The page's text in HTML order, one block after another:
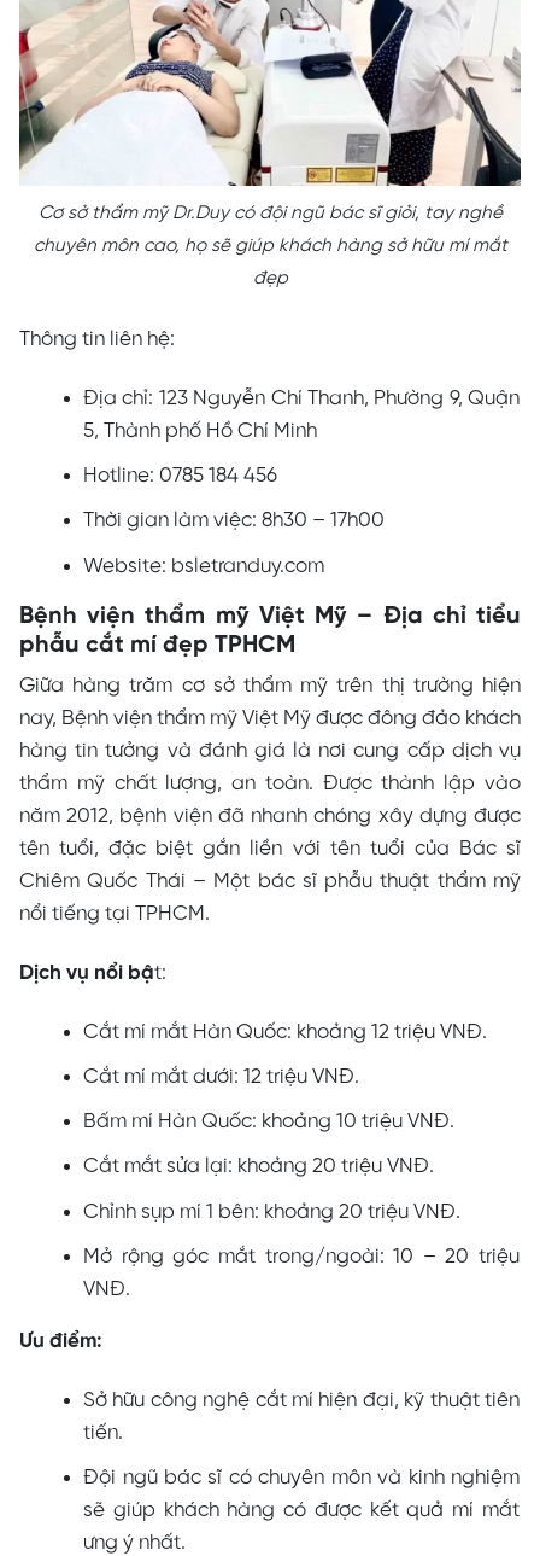
Cơ sở thẩm mỹ Dr.Duy có đội ngũ bác sĩ giỏi, tay nghề
chuyên môn cao, họ sẽ giúp khách hàng sở hữu mí mắt
đẹp
Thông tin liên hệ:
Địa chỉ: 123 Nguyễn Chí Thanh, Phường 9, Quận
5, Thành phố Hồ Chí Minh
Hotline: 0785 184 456
Thời gian làm việc: 8h30 – 17h00
Website: bsletranduy.com
Bệnh viện thẩm mỹ Việt Mỹ – Địa chỉ tiểu
phẫu cắt mí đẹp TPHCM
Giữa hàng trăm cơ sở thẩm mỹ trên thị trường hiện
nay, Bệnh viện thẩm mỹ Việt Mỹ được đông đảo khách
hàng tin tưởng và đánh giá là nơi cung cấp dịch vụ
thẩm mỹ chất lượng, an toàn. Được thành lập vào
năm 2012, bệnh viện đã nhanh chóng xây dựng được
tên tuổi, đặc biệt gắn liền với tên tuổi của Bác sĩ
Chiêm Quốc Thái – Một bác sĩ phẫu thuật thẩm mỹ
nổi tiếng tại TPHCM.
Dịch vụ nổi bật:
Cắt mí mắt Hàn Quốc: khoảng 12 triệu VNĐ.
Cắt mí mắt dưới: 12 triệu VNĐ.
Bấm mí Hàn Quốc: khoảng 10 triệu VNĐ.
Cắt mắt sửa lại: khoảng 20 triệu VNĐ.
Chỉnh sụp mí 1 bên: khoảng 20 triệu VNĐ.
Mở rộng góc mắt trong/ngoài: 10 – 20 triệu
VNĐ.
Ưu điểm:
Sở hữu công nghệ cắt mí hiện đại, kỹ thuật tiên
tiến.
Đội ngũ bác sĩ có chuyên môn và kinh nghiệm
sẽ giúp khách hàng có được kết quả mí mắt
ưng ý nhất.